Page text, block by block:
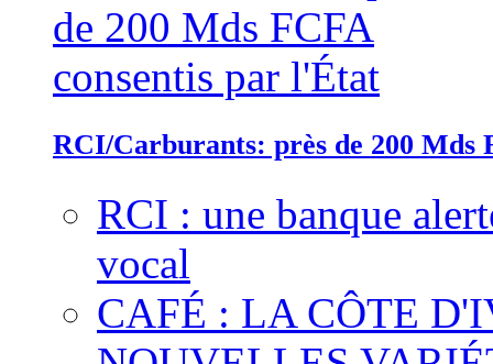
RCI/Carburants: près de 200 Mds
RCI : une banque
vocal
CAFÉ : LA CÔTE